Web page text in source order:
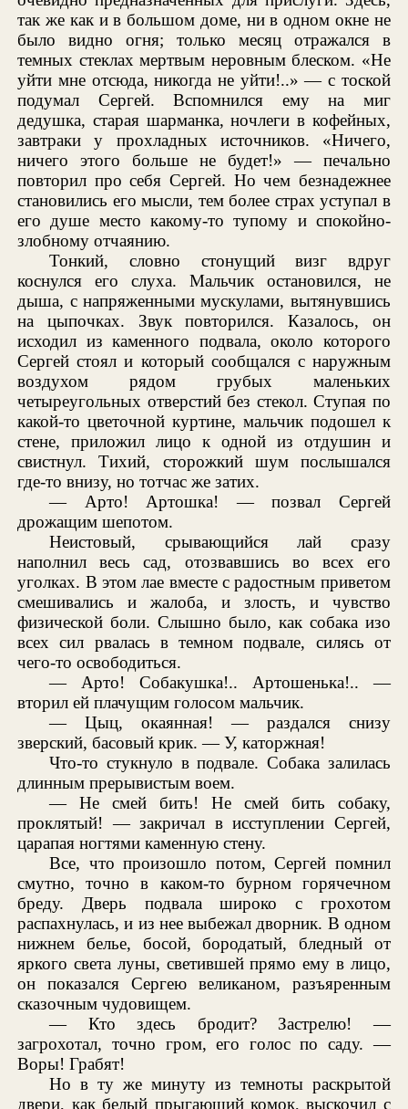
так же как и в большом доме, ни в одном окне не
было видно огня; только месяц отражался в
темных стеклах мертвым неровным блеском. «Не
уйти мне отсюда, никогда не уйти!..» — с тоской
подумал Сергей. Вспомнился ему на миг
дедушка, старая шарманка, ночлеги в кофейных,
завтраки у прохладных источников. «Ничего,
ничего этого больше не будет!» — печально
повторил про себя Сергей. Но чем безнадежнее
становились его мысли, тем более страх уступал в
его душе место какому-то тупому и спокойно-
злобному отчаянию.
Тонкий, словно стонущий визг вдруг
коснулся его слуха. Мальчик остановился, не
дыша, с напряженными мускулами, вытянувшись
на цыпочках. Звук повторился. Казалось, он
исходил из каменного подвала, около которого
Сергей стоял и который сообщался с наружным
воздухом рядом грубых маленьких
четыреугольных отверстий без стекол. Ступая по
какой-то цветочной куртине, мальчик подошел к
стене, приложил лицо к одной из отдушин и
свистнул. Тихий, сторожкий шум послышался
где-то внизу, но тотчас же затих.
— Арто! Артошка! — позвал Сергей
дрожащим шепотом.
Неистовый, срывающийся лай сразу
наполнил весь сад, отозвавшись во всех его
уголках. В этом лае вместе с радостным приветом
смешивались и жалоба, и злость, и чувство
физической боли. Слышно было, как собака изо
всех сил рвалась в темном подвале, силясь от
чего-то освободиться.
— Арто! Собакушка!.. Артошенька!.. —
вторил ей плачущим голосом мальчик.
— Цыц, окаянная! — раздался снизу
зверский, басовый крик. — У, каторжная!
Что-то стукнуло в подвале. Собака залилась
длинным прерывистым воем.
— Не смей бить! Не смей бить собаку,
проклятый! — закричал в исступлении Сергей,
царапая ногтями каменную стену.
Все, что произошло потом, Сергей помнил
смутно, точно в каком-то бурном горячечном
бреду. Дверь подвала широко с грохотом
распахнулась, и из нее выбежал дворник. В одном
нижнем белье, босой, бородатый, бледный от
яркого света луны, светившей прямо ему в лицо,
он показался Сергею великаном, разъяренным
сказочным чудовищем.
— Кто здесь бродит? Застрелю! —
загрохотал, точно гром, его голос по саду. —
Воры! Грабят!
Но в ту же минуту из темноты раскрытой
двери, как белый прыгающий комок, выскочил с